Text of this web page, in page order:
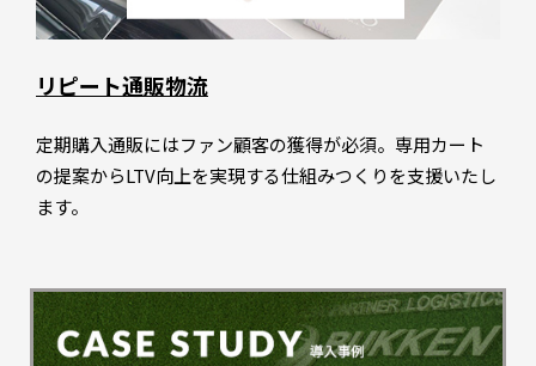
リピート通販物流
定期購入通販にはファン顧客の獲得が必須。専用カート
の提案からLTV向上を実現する仕組みつくりを支援いたし
ます。